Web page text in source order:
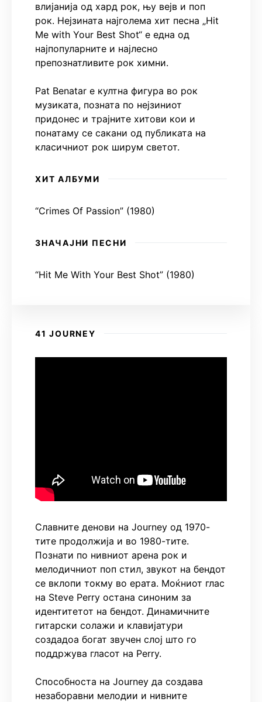
влијанија од хард рок, њу вејв и поп
рок. Нејзината најголема хит песна „Hit
Me with Your Best Shot“ е една од
најпопуларните и најлесно
препознатливите рок химни.
Pat Benatar е култна фигура во рок
музиката, позната по нејзиниот
придонес и трајните хитови кои и
понатаму се сакани од публиката на
класичниот рок ширум светот.
ХИТ АЛБУМИ
“Crimes Of Passion” (1980)
ЗНАЧАЈНИ ПЕСНИ
“Hit Me With Your Best Shot” (1980)
41 JOURNEY
Славните денови на Journey од 1970-
тите продолжија и во 1980-тите.
Познати по нивниот арена рок и
мелодичниот поп стил, звукот на бендот
се вклопи токму во ерата. Моќниот глас
на Steve Perry остана синоним за
идентитетот на бендот. Динамичните
гитарски солажи и клавијатури
создадоа богат звучен слој што го
поддржува гласот на Perry.
Способноста на Journey да создава
незаборавни мелодии и нивните